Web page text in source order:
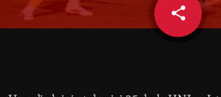
share
email